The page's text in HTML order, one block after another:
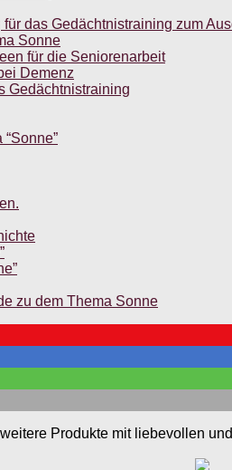
das Gedächtnistraining zum
Sonne
für die Seniorenarbeit
Demenz
Gedächtnistraining
zu dem Thema Sonne
Produkte mit liebevollen